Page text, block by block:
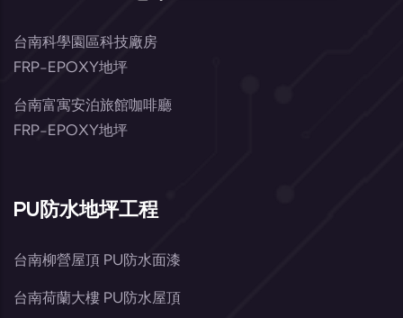
台南科學園區科技廠房
FRP-EPOXY地坪
台南富寓安泊旅館咖啡廳
FRP-EPOXY地坪
PU防水地坪工程
台南柳營屋頂 PU防水面漆
台南荷蘭大樓 PU防水屋頂